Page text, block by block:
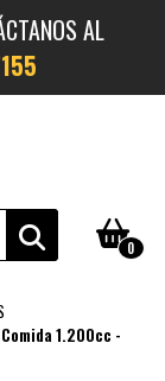
AL
0
Comida 1.200cc -